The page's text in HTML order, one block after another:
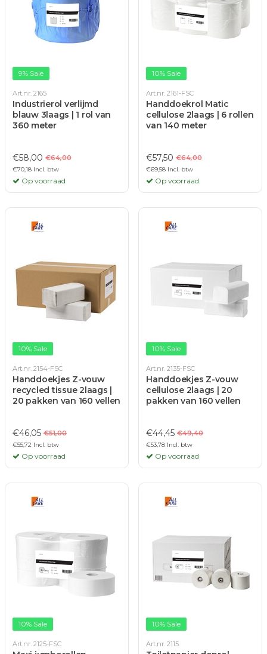
9% Sale
Art.nr. 2165
Industrierol verlijmd
blauw 3laags | 1 rol van
360 meter
€58,00 €64,00
€70,18 Incl. btw
Op voorraad
10% Sale
Art.nr. 2161-FSC
Handdoekrol Matic
cellulose 2laags | 6 rollen
van 140 meter
€57,50 €64,00
€69,58 Incl. btw
Op voorraad
10% Sale
Art.nr. 2154-FSC
Handdoekjes Z-vouw
recycled tissue 2laags |
20 pakken van 160 vellen
€46,05 €51,00
€55,72 Incl. btw
Op voorraad
10% Sale
Art.nr. 2135-FSC
Handdoekjes Z-vouw
cellulose 2laags | 20
pakken van 160 vellen
€44,45 €49,40
€53,78 Incl. btw
Op voorraad
10% Sale
Art.nr. 2125-FSC
10% Sale
Art.nr. 2115